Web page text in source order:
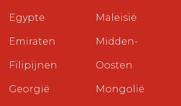
Egypte
Emiraten
Filipijnen
Georgië
Maleisië
Midden-
Oosten
Mongolië